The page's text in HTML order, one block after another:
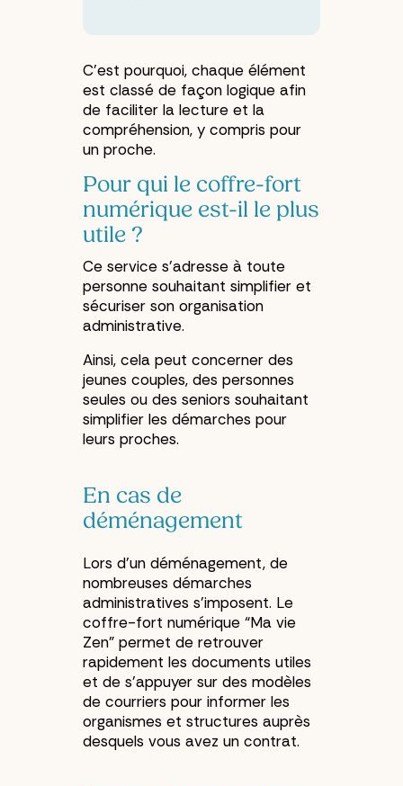
C’est pourquoi, chaque élément
est classé de façon logique afin
de faciliter la lecture et la
compréhension, y compris pour
un proche.
Pour qui le coffre-fort
numérique est-il le plus
utile ?
Ce service s’adresse à toute
personne souhaitant simplifier et
sécuriser son organisation
administrative.
Ainsi, cela peut concerner des
jeunes couples, des personnes
seules ou des seniors souhaitant
simplifier les démarches pour
leurs proches.
En cas de
déménagement
Lors d’un déménagement, de
nombreuses démarches
administratives s’imposent. Le
coffre-fort numérique “Ma vie
Zen” permet de retrouver
rapidement les documents utiles
et de s’appuyer sur des modèles
de courriers pour informer les
organismes et structures auprès
desquels vous avez un contrat.